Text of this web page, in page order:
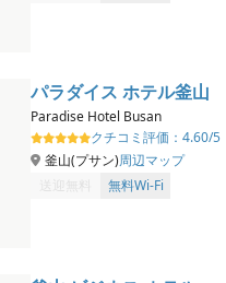
パラダイス ホテル釜山
Paradise Hotel Busan
クチコミ評価： 4.60/5
釜山(プサン)周辺マップ
送迎無料
無料Wi-Fi